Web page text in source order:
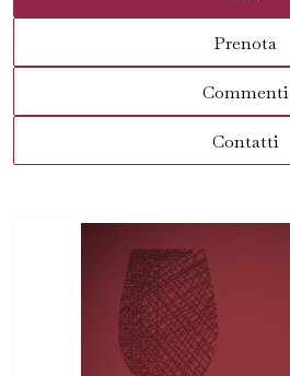
Prenota
Commenti
Contatti